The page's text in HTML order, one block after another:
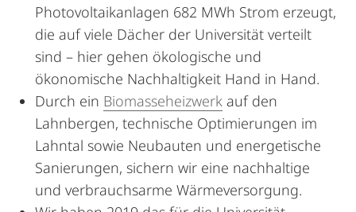
Photovoltaikanlagen 682 MWh Strom erzeugt,
die auf viele Dächer der Universität verteilt
sind – hier gehen ökologische und
ökonomische Nachhaltigkeit Hand in Hand.
Durch ein Biomasseheizwerk auf den
Lahnbergen, technische Optimierungen im
Lahntal sowie Neubauten und energetische
Sanierungen, sichern wir eine nachhaltige
und verbrauchsarme Wärmeversorgung.